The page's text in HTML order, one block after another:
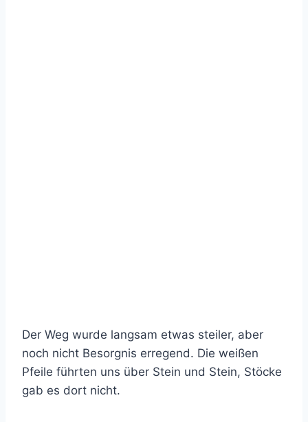
Der Weg wurde langsam etwas steiler, aber
noch nicht Besorgnis erregend. Die weißen
Pfeile führten uns über Stein und Stein, Stöcke
gab es dort nicht.